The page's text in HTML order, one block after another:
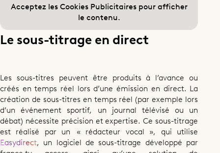
Acceptez lesCookies Publicitairespour afficher
le contenu.
Le sous-titrage en direct
Les sous-titres peuvent être produits à l’avance ou
créés en temps réel lors d’une émission en direct. La
création de sous-titres en temps réel (par exemple lors
d’un événement sportif, un journal télévisé ou un
débat) nécessite précision et expertise. Ce sous-titrage
est réalisé par un « rédacteur vocal », qui utilise
Easydirect, un logiciel de sous-titrage développé par